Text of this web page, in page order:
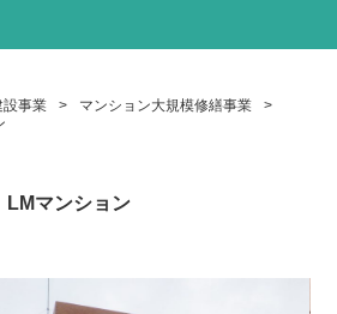
設事業
マンション大規模修繕事業
LMマンション